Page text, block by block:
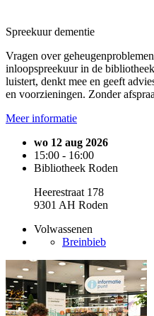
Spreekuur dementie
Vragen over
inloopspreekuur in de
luistert, denkt mee en geeft
en voorzieningen. Zonder
Meer informatie
wo 12 aug 2026
15:00 - 16:00
Bibliotheek Roden
Heerestraat 178
9301 AH Roden
Volwassenen
Breinbieb